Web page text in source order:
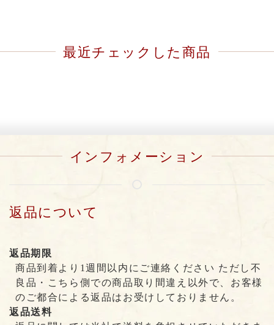
最近チェックした商品
インフォメーション
返品について
返品期限
商品到着より1週間以内にご連絡ください ただし不
良品・こちら側での商品取り間違え以外で、お客様
のご都合による返品はお受けしておりません。
返品送料